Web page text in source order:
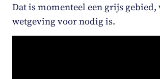
Dat is momenteel een grijs gebied,
wetgeving voor nodig is.